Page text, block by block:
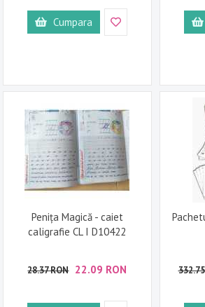
Cumpara
Penița Magică - caiet
caligrafie CL I D10422
28.37 RON 22.09 RON